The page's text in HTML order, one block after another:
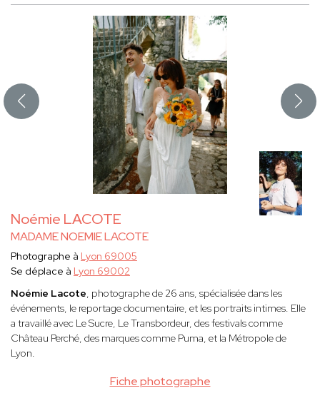
Noémie LACOTE
MADAME NOEMIE LACOTE
Fiche photographe
Photographe à Lyon 69005
Se déplace à Lyon 69002
Noémie Lacote, photographe de 26 ans, spécialisée dans les
événements, le reportage documentaire, et les portraits intimes. Elle
a travaillé avec Le Sucre, Le Transbordeur, des festivals comme
Château Perché, des marques comme Puma, et la Métropole de
Lyon.